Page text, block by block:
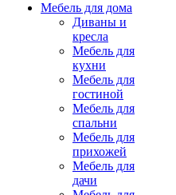
Мебель для дома
Диваны и
кресла
Мебель для
кухни
Мебель для
гостиной
Мебель для
спальни
Мебель для
прихожей
Мебель для
дачи